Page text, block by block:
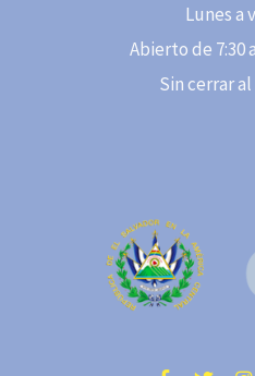
Lunes a
Abierto de 7:30
Sin cerrar